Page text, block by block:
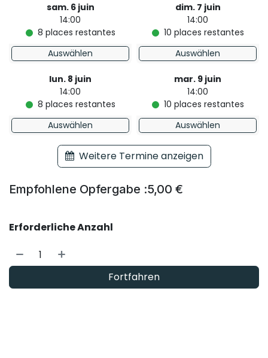
sam. 6 juin
14:00
8 places restantes
Auswählen
dim. 7 juin
14:00
10 places restantes
Auswählen
lun. 8 juin
14:00
8 places restantes
Auswählen
mar. 9 juin
14:00
10 places restantes
Auswählen
Weitere Termine anzeigen
Empfohlene Opfergabe :5,00 €
Fortfahren
Erforderliche Anzahl